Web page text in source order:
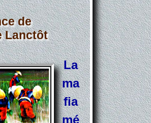
de
Lanctôt
La
ma
fia
mé